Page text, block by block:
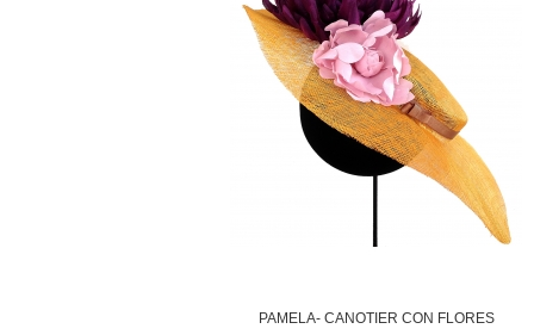
PAMELA- CANOTIER CON FLORES